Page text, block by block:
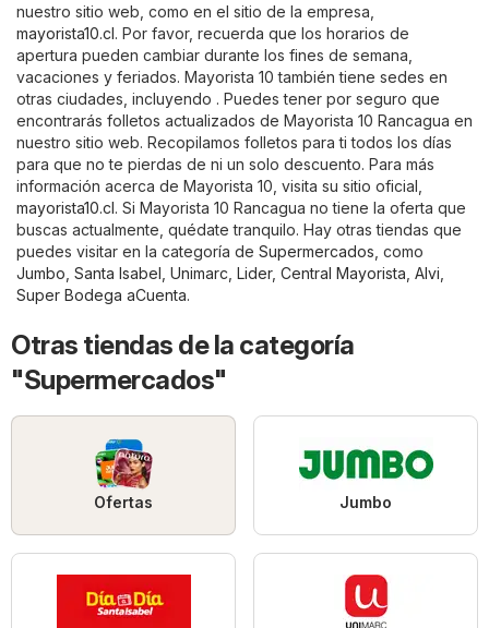
nuestro sitio web, como en el sitio de la empresa,
mayorista10.cl. Por favor, recuerda que los horarios de
apertura pueden cambiar durante los fines de semana,
vacaciones y feriados. Mayorista 10 también tiene sedes en
otras ciudades, incluyendo . Puedes tener por seguro que
encontrarás folletos actualizados de Mayorista 10 Rancagua en
nuestro sitio web. Recopilamos folletos para ti todos los días
para que no te pierdas de ni un solo descuento. Para más
información acerca de Mayorista 10, visita su sitio oficial,
mayorista10.cl. Si Mayorista 10 Rancagua no tiene la oferta que
buscas actualmente, quédate tranquilo. Hay otras tiendas que
puedes visitar en la categoría de Supermercados , como
Jumbo Santa Isabel Unimarc Lider, Central Mayorista Alvi
Super Bodega aCuenta.
Otras tiendas de la categoría
"Supermercados"
Ofertas Jumbo